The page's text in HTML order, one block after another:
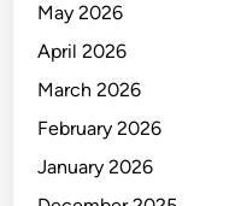
May 2026
April 2026
March 2026
February 2026
January 2026